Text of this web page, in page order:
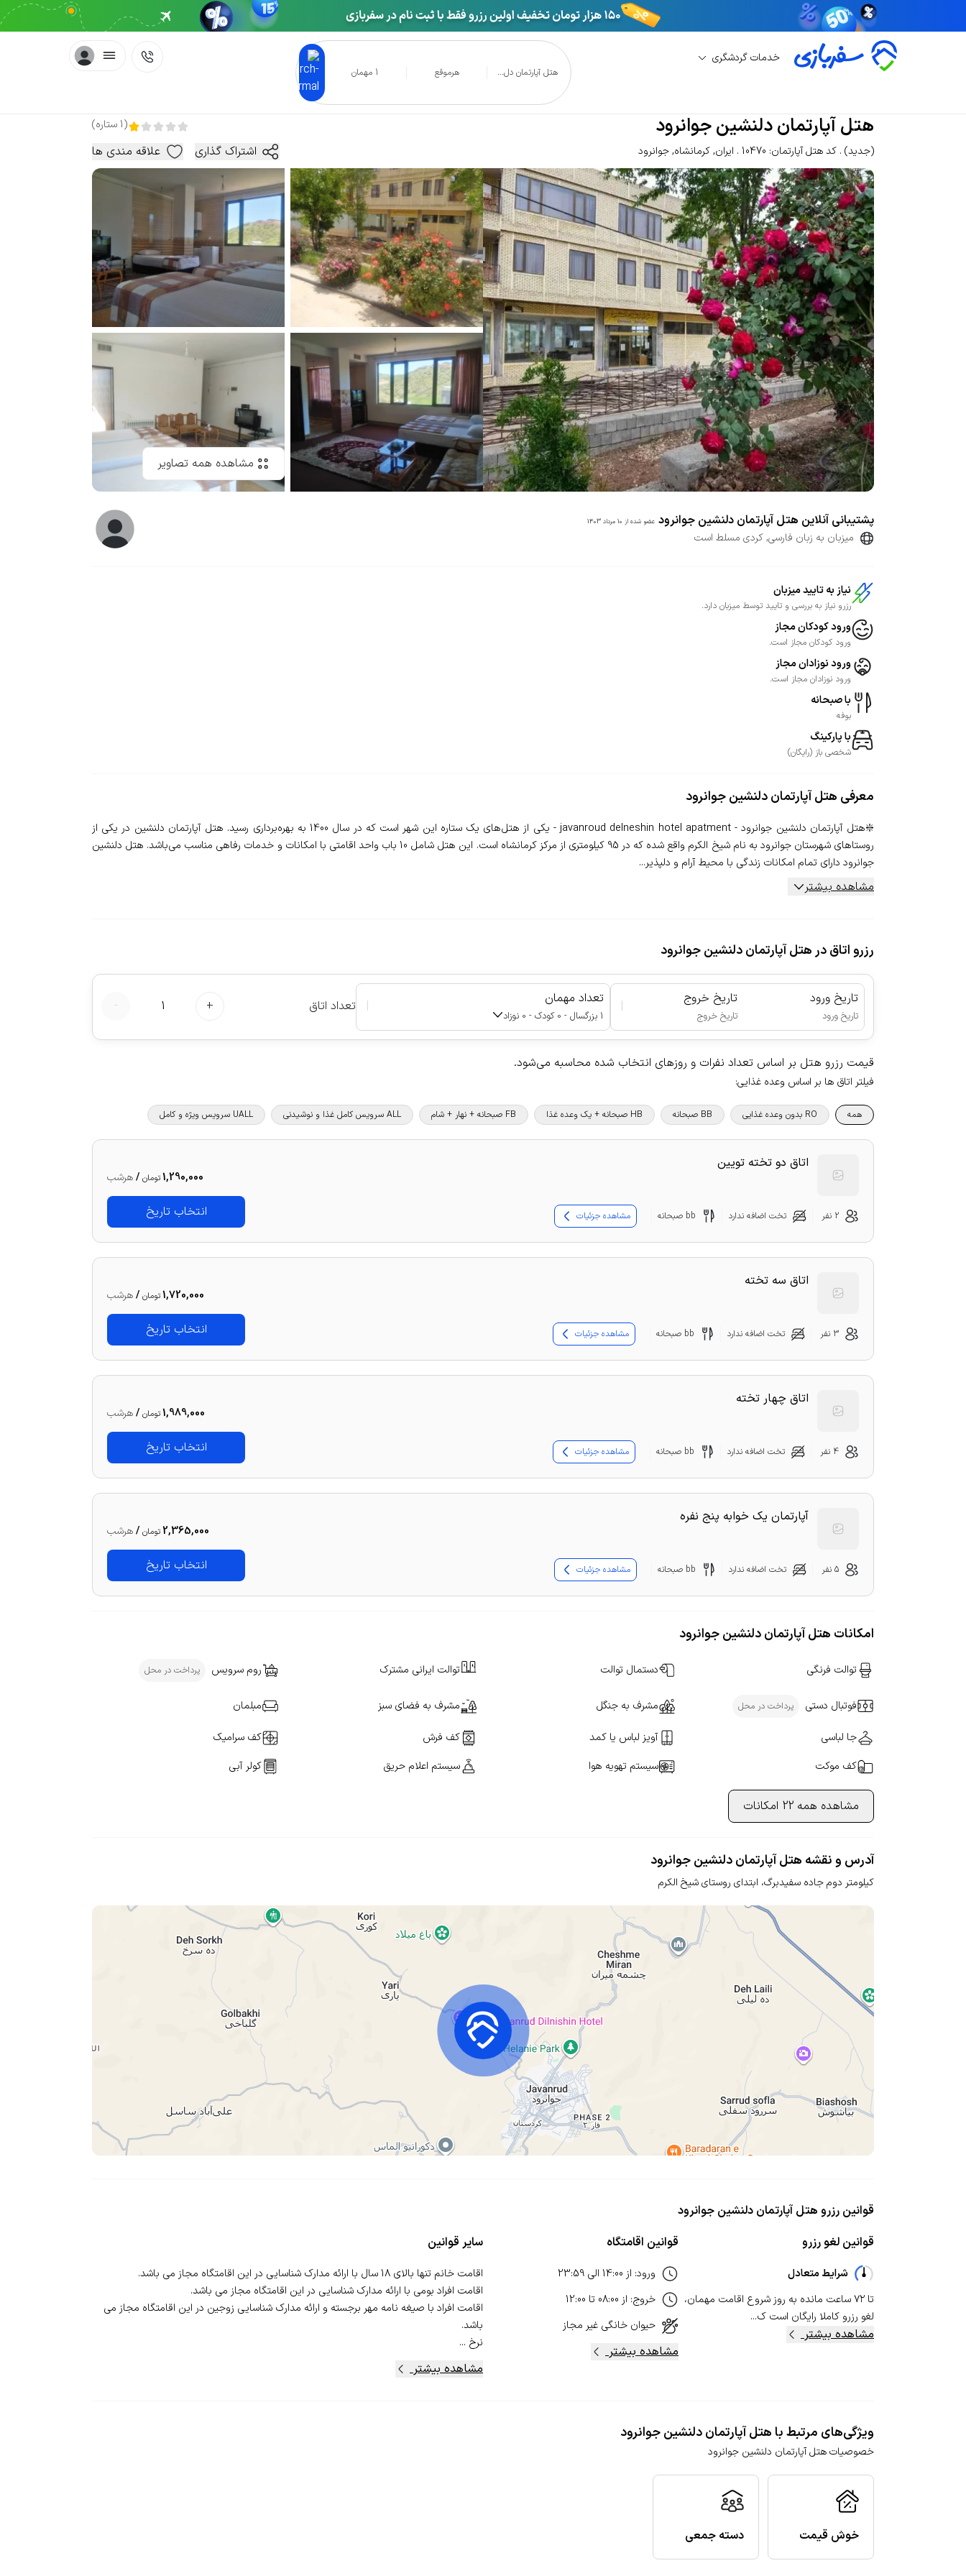
خدمات گردشگری
هتل آپارتمان دل... هرموقع 1 مهمان
هتل آپارتمان دلنشین جوانرود
هتل آپارتمان دلنشین جوانرود
(جدید) کد هتل آپارتمان: 10470 ایران,کرمانشاه,جوانرود
(
1 ستاره)
اشتراک گذاری علاقه مندی ها
مشاهده همه تصاویر
پشتیبانی آنلاین هتل آپارتمان دلنشین جوانرود عضو شده از 10 مرداد 1403
میزبان به زبان فارسی, کردی مسلط است
نیاز به تایید میزبان
رزرو نیاز به بررسی و تایید توسط میزبان دارد.
ورود کودکان مجاز
ورود کودکان مجاز است.
ورود نوزادان مجاز
ورود نوزادان مجاز است.
با صبحانه
بوفه
با پارکینگ
شخصی باز (رایگان)
معرفی هتل آپارتمان دلنشین جوانرود
❇️هتل آپارتمان دلنشین جوانرود - javanroud delneshin hotel apatment - یکی از هتل‌های یک ستاره این شهر است که در سال 1400 به بهره‌برداری رسید. هتل آپارتمان دلنشین در یکی از
روستا‌های شهرستان جوانرود به نام شیخ الکرم واقع شده که در 95 کیلومتری از مرکز کرمانشاه است. این هتل شامل 10 باب واحد اقامتی با امکانات و خدمات رفاهی مناسب می‌باشد. هتل دلنشین
جوانرود دارای تمام امکانات زندگی با محیط آرام و دلپذیر...
مشاهده بیشتر
رزرو اتاق در هتل آپارتمان دلنشین جوانرود
تاریخ ورود
تاریخ ورود
تاریخ خروج
تاریخ خروج
| تعداد مهمان
1 بزرگسال - 0 کودک - 0 نوزاد
| تعداد اتاق +
1
-
قیمت رزرو هتل بر اساس تعداد نفرات و روزهای انتخاب شده محاسبه می‌شود.
فیلتر اتاق ها بر اساس وعده غذایی:
همه RO بدون وعده غذایی BB صبحانه HB صبحانه + یک وعده غذا FB صبحانه + نهار + شام ALL سرویس کامل غذا و نوشیدنی UALL سرویس ویژه و کامل
اتاق دو تخته تویین
1,290,000تومان /هرشب
انتخاب تاریخ 2 نفر تخت اضافه ندارد bb صبحانه مشاهده جزئیات
اتاق سه تخته
1,720,000تومان /هرشب
انتخاب تاریخ 3 نفر تخت اضافه ندارد bb صبحانه مشاهده جزئیات
اتاق چهار تخته
1,989,000تومان /هرشب
انتخاب تاریخ 4 نفر تخت اضافه ندارد bb صبحانه مشاهده جزئیات
آپارتمان یک خوابه پنج نفره
2,365,000تومان /هرشب
انتخاب تاریخ 5 نفر تخت اضافه ندارد bb صبحانه مشاهده جزئیات
امکانات هتل آپارتمان دلنشین جوانرود
توالت فرنگی دستمال توالت توالت ایرانی مشترک روم سرویس پرداخت در محل
فوتبال دستی پرداخت در محل مشرف به جنگل مشرف به فضای سبز مبلمان
جا لباسی آویز لباس یا کمد کف فرش
کف سرامیک
کف موکت
سیستم تهویه هوا سیستم اعلام حریق کولر آبی
مشاهده همه 22 امکانات
آدرس و نقشه هتل آپارتمان دلنشین جوانرود
کیلومتر دوم جاده سفیدبرگ، ابتدای روستای شیخ الکرم
قوانین رزرو هتل آپارتمان دلنشین جوانرود
قوانین لغو رزرو
شرایط متعادل
تا ۷۲ ساعت مانده به روز شروع اقامت مهمان،
لغو رزرو کاملا رایگان است ک...
مشاهده بیشتر
قوانین اقامتگاه
ورود: از 14:00 الی 23:59
خروج: از 08:00 تا 12:00
حیوان خانگی غیر مجاز
مشاهده بیشتر
سایر قوانین
اقامت افراد با صیغه نامه مهر برجسته و ارائه مدارک شناسایی زوجین در این اقامتگاه مجاز می
نرخ ...
مشاهده بیشتر
ویژگی‌های مرتبط با هتل آپارتمان دلنشین جوانرود
خصوصیات هتل آپارتمان دلنشین جوانرود
خوش قیمت دسته جمعی